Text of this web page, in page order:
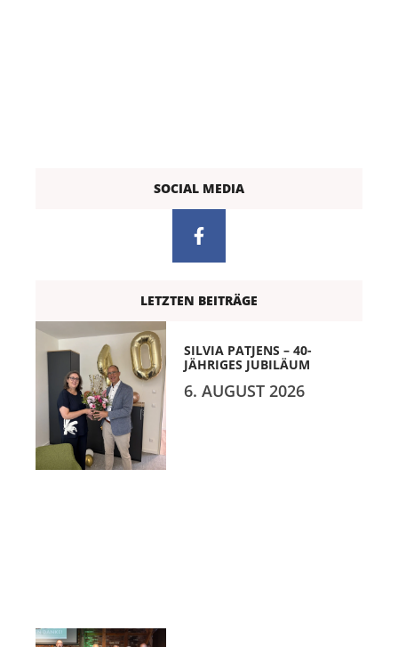
SOCIAL MEDIA
LETZTEN BEITRÄGE
SILVIA PATJENS – 40-
JÄHRIGES JUBILÄUM
6. AUGUST 2026